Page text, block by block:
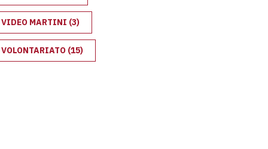
VIDEO MARTINI (3)
VOLONTARIATO (15)